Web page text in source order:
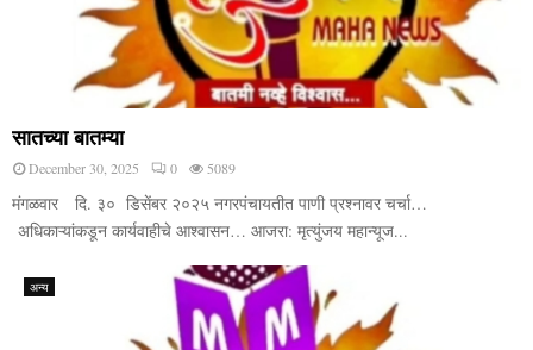
सातच्या बातम्या
December 30, 2025 0 5089
मंगळवार दि. ३० डिसेंबर २०२५ नगरपंचायतीत पाणी प्रश्नावर चर्चा…
अधिकाऱ्यांकडून कार्यवाहीचे आश्वासन… आजरा: मृत्युंजय महान्यूज...
अन्य